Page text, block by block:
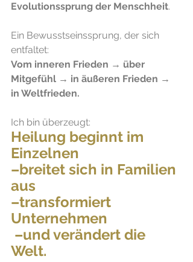
Evolutionssprung der Menschheit.
Ein Bewusstseinssprung, der sich
entfaltet:
Vom inneren Frieden → über
Mitgefühl → in äußeren Frieden →
in Weltfrieden.
Ich bin überzeugt:
Heilung beginnt im
Einzelnen
–breitet sich in Familien
aus
–transformiert
Unternehmen
Welt.